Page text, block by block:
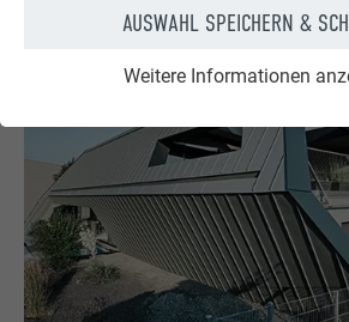
AUSWAHL SPEICHERN &
Weitere Informationen